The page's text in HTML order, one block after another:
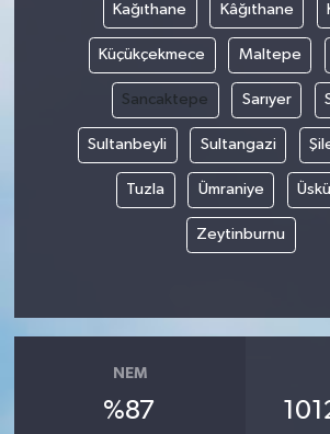
Kağıthane Kâğıthane
Küçükçekmece Maltepe
Sancaktepe Sarıyer
Sultanbeyli Sultangazi
Tuzla Ümraniye
Zeytinburnu
NEM
%87